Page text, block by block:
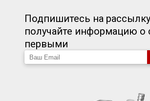
Подпишитесь на
получайте информацию о
первыми